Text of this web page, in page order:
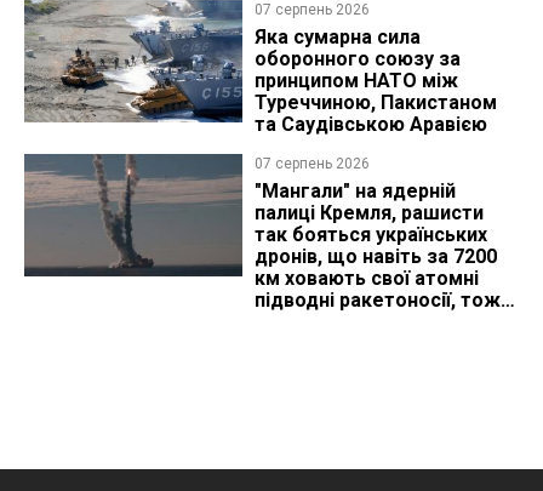
07 серпень 2026
Яка сумарна сила
оборонного союзу за
принципом НАТО між
Туреччиною, Пакистаном
та Саудівською Аравією
07 серпень 2026
"Мангали" на ядерній
палиці Кремля, рашисти
так бояться українських
дронів, що навіть за 7200
км ховають свої атомні
підводні ракетоносії, тож